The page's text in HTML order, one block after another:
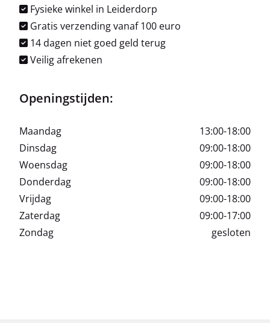
Fysieke winkel in Leiderdorp
Gratis verzending vanaf 100 euro
14 dagen niet goed geld terug
Veilig afrekenen
Openingstijden:
Maandag
13:00-18:00
Dinsdag
09:00-18:00
Woensdag
09:00-18:00
Donderdag
09:00-18:00
Vrijdag
09:00-18:00
Zaterdag
09:00-17:00
Zondag
gesloten